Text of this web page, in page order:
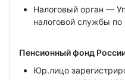
Налоговый орган —
налоговой службы по
Пенсионный фонд
Юр.лицо